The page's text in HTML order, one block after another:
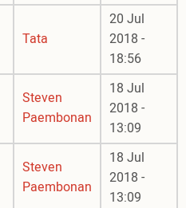
Tata
20 Jul
2018 -
18:56
Steven
Paembonan
18 Jul
2018 -
13:09
Steven
Paembonan
18 Jul
2018 -
13:09